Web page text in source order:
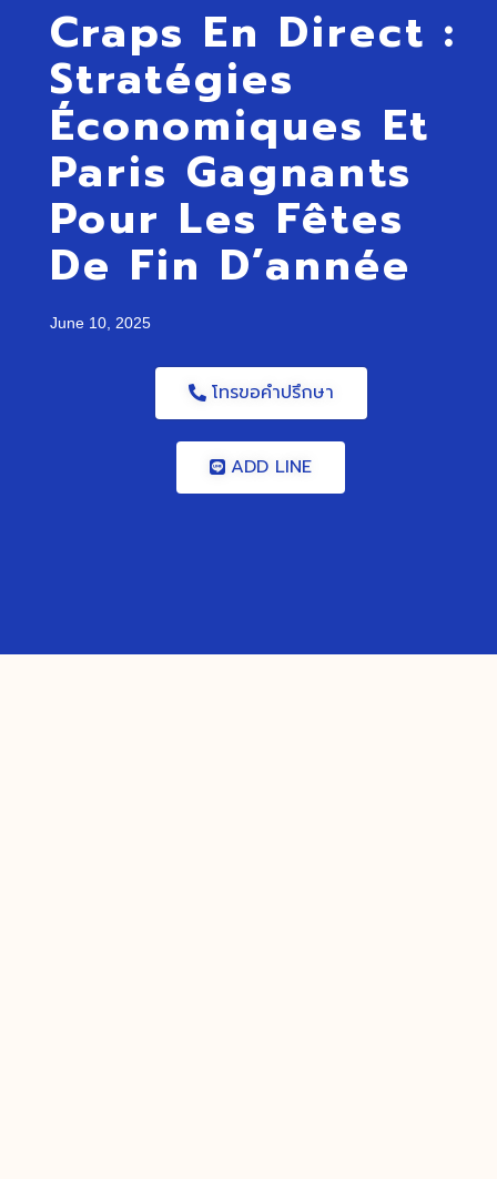
Craps En Direct :
Stratégies
Économiques Et
Paris Gagnants
Pour Les Fêtes
De Fin D’année
June 10, 2025
โทรขอคำปรึกษา
ADD LINE